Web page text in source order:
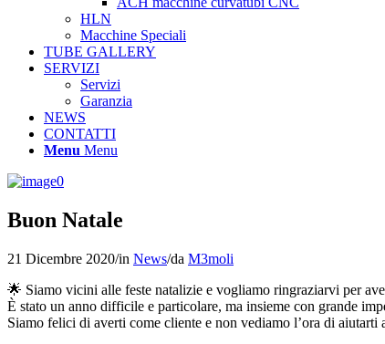
HLN
Macchine Speciali
TUBE GALLERY
SERVIZI
Servizi
Garanzia
NEWS
CONTATTI
Menu Menu
Buon Natale
21 Dicembre 2020/in News/da M3moli
🌟 Siamo vicini alle feste natalizie e vogliamo ringraziarvi per
È stato un anno difficile e particolare, ma insieme con grande
Siamo felici di averti come cliente e non vediamo l’ora di aiutarti